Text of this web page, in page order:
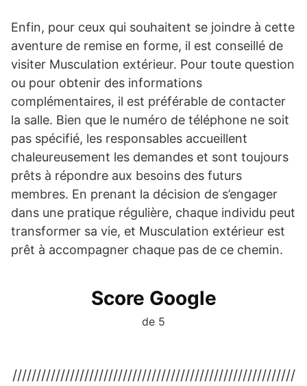
Enfin, pour ceux qui souhaitent se joindre à cette
aventure de remise en forme, il est conseillé de
visiter Musculation extérieur. Pour toute question
ou pour obtenir des informations
complémentaires, il est préférable de contacter
la salle. Bien que le numéro de téléphone ne soit
pas spécifié, les responsables accueillent
chaleureusement les demandes et sont toujours
prêts à répondre aux besoins des futurs
membres. En prenant la décision de s’engager
dans une pratique régulière, chaque individu peut
transformer sa vie, et Musculation extérieur est
prêt à accompagner chaque pas de ce chemin.
Score Google
de 5
///////////////////////////////////////////////////////////